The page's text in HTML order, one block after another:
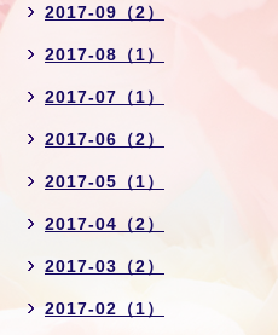
2017-09（2）
2017-08（1）
2017-07（1）
2017-06（2）
2017-05（1）
2017-04（2）
2017-03（2）
2017-02（1）